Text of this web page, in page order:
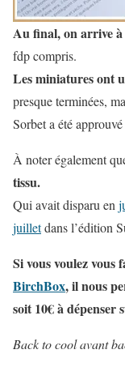
Au final, on arrive à
fdp compris.
Les miniatures ont
presque terminées,
Sorbet a été
À noter également
tissu.
Qui avait disparu en
juilletdans l’édition
Si vous voulez vous
BirchBox, il nous
soit 10€ à dépenser
Back to cool avant